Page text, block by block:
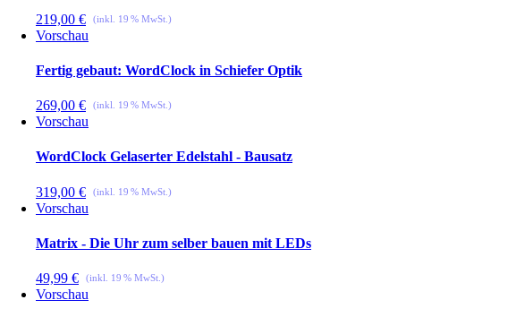
219,00 €
Vorschau
Fertig gebaut: WordClock in Schiefer Optik
269,00 €
Vorschau
WordClock Gelaserter Edelstahl - Bausatz
319,00 €
Vorschau
Matrix - Die Uhr zum selber bauen mit LEDs
49,99 €
Vorschau